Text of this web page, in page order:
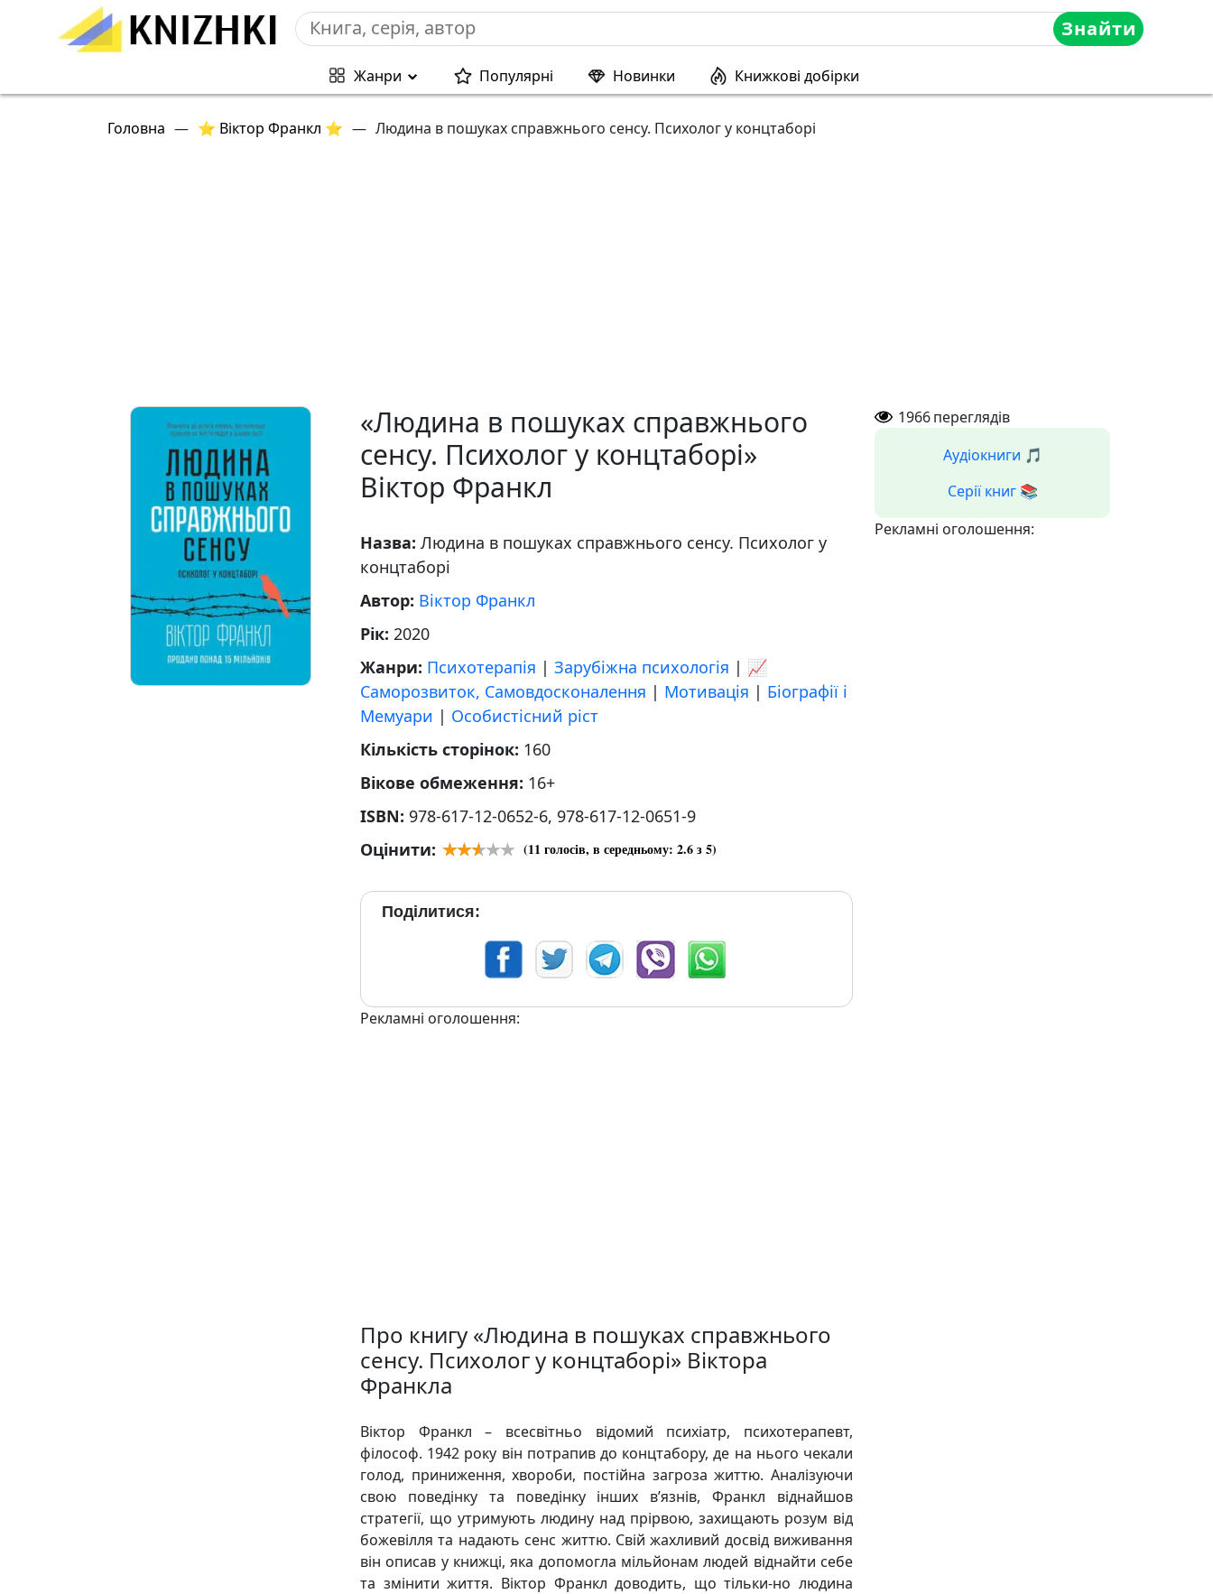
Знайти
Жанри Популярні Новинки Книжкові добірки
Головна — ⭐ Віктор Франкл ⭐ — Людина в пошуках справжнього сенсу. Психолог у концтаборі
«Людина в пошуках справжнього
сенсу. Психолог у концтаборі»
Віктор Франкл
Назва: Людина в пошуках справжнього сенсу. Психолог у
концтаборі
Автор: Віктор Франкл
Рік: 2020
Жанри: Психотерапія | Зарубіжна психологія | 📈
Саморозвиток, Самовдосконалення | Мотивація | Біографії і
Мемуари | Особистісний ріст
Кількість сторінок: 160
Вікове обмеження: 16+
ISBN: 978-617-12-0652-6, 978-617-12-0651-9
Оцінити:
(11 голосів, в середньому: 2.6з 5)
Поділитися:
Рекламні оголошення:
Про книгу «Людина в пошуках справжнього
сенсу. Психолог у концтаборі» Віктора
Франкла
Віктор Франкл – всесвітньо відомий психіатр, психотерапевт,
філософ. 1942 року він потрапив до концтабору, де на нього чекали
голод, приниження, хвороби, постійна загроза життю. Аналізуючи
свою поведінку та поведінку інших в’язнів, Франкл віднайшов
стратегії, що утримують людину над прірвою, захищають розум від
божевілля та надають сенс життю. Свій жахливий досвід виживання
він описав у книжці, яка допомогла мільйонам людей віднайти себе
та змінити життя. Віктор Франкл доводить, що тільки-но людина
1966переглядів
Аудіокниги 🎵
Серії книг 📚
Рекламні оголошення: